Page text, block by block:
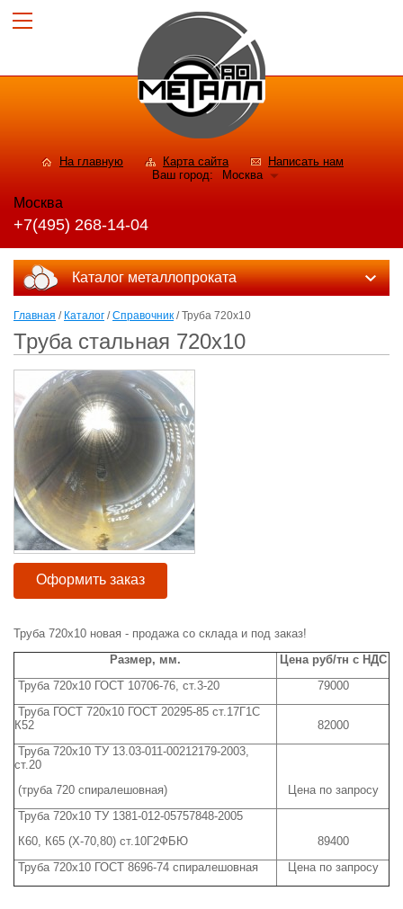
На главную Карта сайта
Написать нам
Ваш город:
Москва
Москва
+7(495) 268-14-04
Каталог металлопроката
Главная / Каталог /Справочник / Труба 720х10
Труба стальная 720х10
Оформить заказ
Труба 720х10 новая - продажа со склада и под заказ!
Размер, мм.
Цена руб/тн с НДС
Труба 720х10 ГОСТ 10706-76, ст.3-20
79000
Труба ГОСТ 720х10 ГОСТ 20295-85 ст.17Г1С
К52
82000
Труба 720х10 ТУ 13.03-011-00212179-2003,
ст.20
(труба 720 спиралешовная)
Цена по запросу
Труба 720х10 ТУ 1381-012-05757848-2005
К60, К65 (Х-70,80) ст.10Г2ФБЮ
89400
Труба 720х10 ГОСТ 8696-74 спиралешовная
Цена по запросу